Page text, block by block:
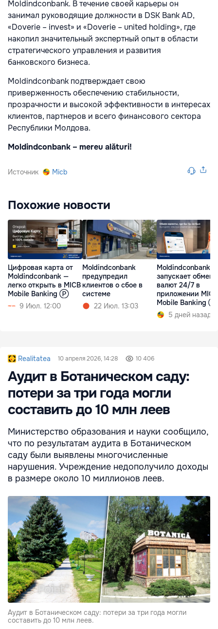
Moldindconbank. В течение своей карьеры он
занимал руководящие должности в DSK Bank AD,
«Doverie – invest» и «Doverie – united holding», где
накопил значительный экспертный опыт в области
стратегического управления и развития
банковского бизнеса.
Moldindconbank подтверждает свою
приверженность обеспечению стабильности,
прозрачности и высокой эффективности в интересах
клиентов, партнеров и всего финансового сектора
Республики Молдова.
Moldindconbank – mereu alături!
Источник Micb
Похожие новости
Цифровая карта от
Moldindconbank —
легко открыть в MICB
Mobile Banking Ⓟ
9 Июл. 12:00
Moldindconbank
предупредил
клиентов о сбое в
системе
22 Июл. 13:03
Moldindconbank
запускает обмен
валют 24/7 в
приложении MICB
Mobile Banking Ⓟ
5 дней назад
Realitatea 10 апреля 2026, 14:28 10 406
Аудит в Ботаническом саду:
потери за три года могли
составить до 10 млн леев
Министерство образования и науки сообщило,
что по результатам аудита в Ботаническом
саду были выявлены многочисленные
нарушения. Учреждение недополучило доходы
в размере около 10 миллионов леев.
Аудит в Ботаническом саду: потери за три года могли
составить до 10 млн леев.